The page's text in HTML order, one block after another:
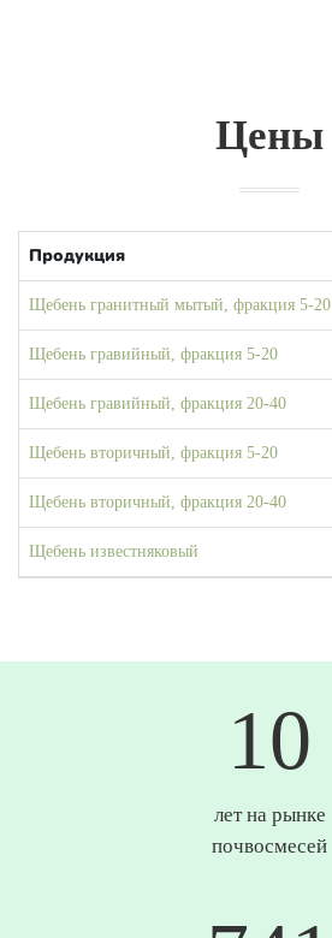
Цены
Продукция
Щебень гранитный мытый, фракция 5-20
Щебень гравийный, фракция 5-20
Щебень гравийный, фракция 20-40
Щебень вторичный, фракция 5-20
Щебень вторичный, фракция 20-40
Щебень известняковый
10
лет на рынке
почвосмесей